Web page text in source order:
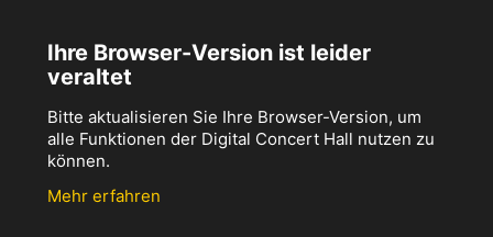
Ihre Browser-Version ist leider
veraltet
Bitte aktualisieren Sie Ihre Browser-Version, um
alle Funktionen der Digital Concert Hall nutzen zu
können.
Mehr erfahren